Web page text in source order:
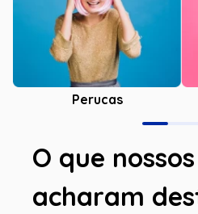
Perucas
O que
acharam